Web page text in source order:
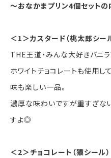
～おなかまプリン4個セット
＜1＞カスタード（桃太郎シー
THE王道・みんな大好きバニラ
ホワイトチョコレートも使用
味も楽しい一品。
濃厚な味わいですが重すぎな
すよ◎
＜2＞チョコレート（猿シール）